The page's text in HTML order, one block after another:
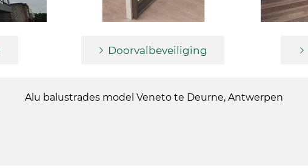
Doorvalbeveiliging
Alu balustrades model Veneto te Deurne, Antwerpen